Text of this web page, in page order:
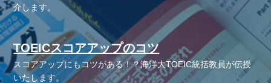
介します。
TOEICスコアアップのコツ
スコアアップにもコツがある！？海洋大TOEIC統括教員が伝授
いたします。